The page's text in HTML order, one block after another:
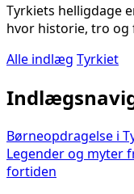
Tyrkiets helligdage
hvor historie, tro og
Alle indlæg Tyrkiet
Børneopdragelse i
Legender og myter
fortiden